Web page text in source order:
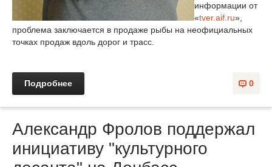
информации от
«tver.aif.ru»,
проблема заключается в продаже рыбы на неофициальных
точках продаж вдоль дорог и трасс.
0
Подробнее
Александр Фролов поддержал
инициативу "культурного